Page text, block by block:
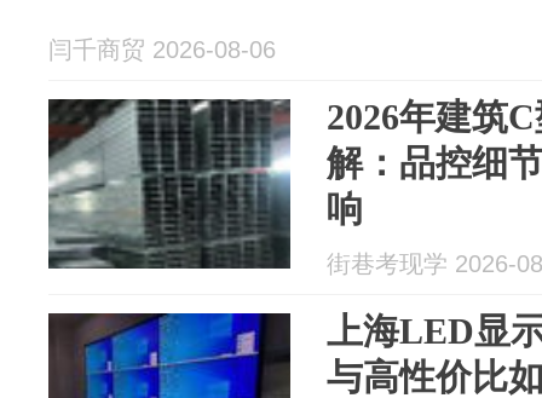
闫千商贸 2026-08-06
2026年建筑
解：品控细
响
街巷考现学 2026-
上海LED显
与高性价比